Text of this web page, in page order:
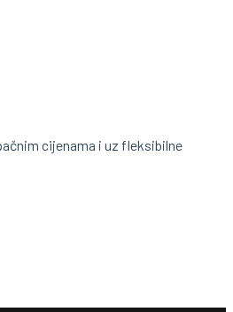
cijenama i uz fleksibilne